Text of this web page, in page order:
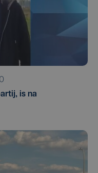
is na